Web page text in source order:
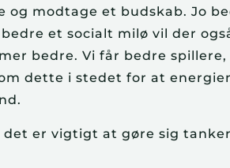
modtage et budskab. Jo
et socialt milø vil der
bedre. Vi får bedre spillere,
dette i stedet for at
er vigtigt at gøre sig